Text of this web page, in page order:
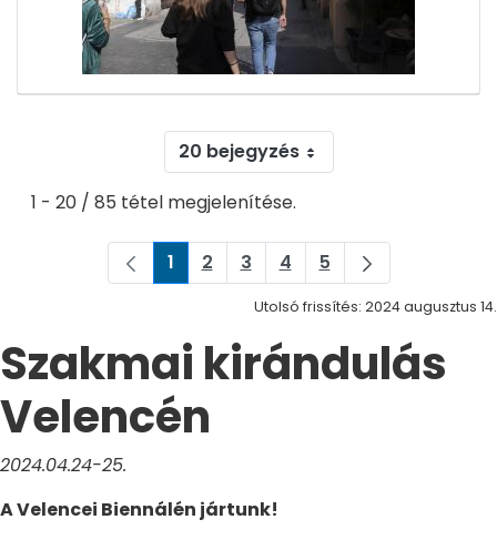
20 bejegyzés
1 - 20 / 85 tétel megjelenítése.
Oldal
1 Oldal
2 Oldal
3 Oldal
4 Oldal
5
Utolsó frissítés: 2024 augusztus 14.
Szakmai kirándulás
Velencén
2024.04.24-25.
A Velencei Biennálén jártunk!